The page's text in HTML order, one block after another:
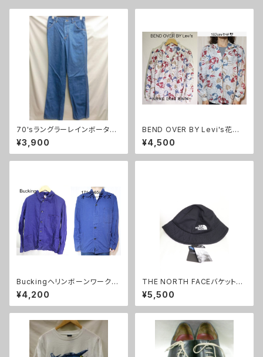
70'sラングラーレインボータグ
デニムパンツ28×34/一点物
¥3,900
BEND OVER BY Levi's花柄
総柄長袖シャツ/80'sビンテー
ジ希少12
¥4,500
BuckingヘリンボーンワークJ
KT/古着ビンテージブルーネイ
ビーユーロ50
¥4,200
THE NORTH FACEバケットハ
ットブラック/ホワイトレーベル日
本未入荷M
¥5,500